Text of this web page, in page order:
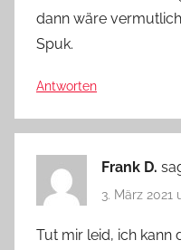
dann wäre
Spuk.
Antworten
Frank D.
3. März 2021
Tut mir leid, ich kann